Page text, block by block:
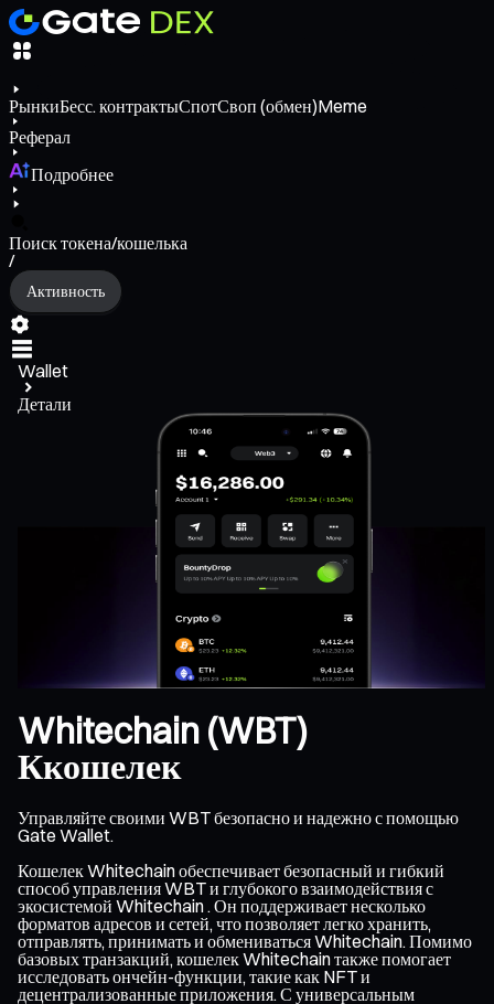
РынкиБесс. контрактыСпотСвоп (обмен)Meme
Реферал
Подробнее
Поиск токена/кошелька
/
Активность
Wallet
Детали
Whitechain (WBT)
Ккошелек
Управляйте своими WBT безопасно и надежно с помощью
Gate Wallet.
Кошелек Whitechain обеспечивает безопасный и гибкий
способ управления WBT и глубокого взаимодействия с
экосистемой Whitechain . Он поддерживает несколько
форматов адресов и сетей, что позволяет легко хранить,
отправлять, принимать и обмениваться Whitechain. Помимо
базовых транзакций, кошелек Whitechain также помогает
исследовать ончейн-функции, такие как NFT и
децентрализованные приложения. С универсальным